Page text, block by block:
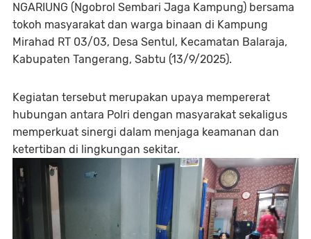
NGARIUNG (Ngobrol Sembari Jaga Kampung) bersama
tokoh masyarakat dan warga binaan di Kampung
Mirahad RT 03/03, Desa Sentul, Kecamatan Balaraja,
Kabupaten Tangerang, Sabtu (13/9/2025).
Kegiatan tersebut merupakan upaya mempererat
hubungan antara Polri dengan masyarakat sekaligus
memperkuat sinergi dalam menjaga keamanan dan
ketertiban di lingkungan sekitar.